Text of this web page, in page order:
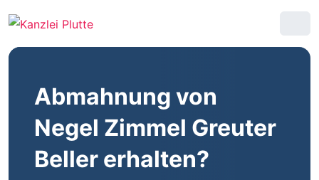
Abmahnung von
Negel Zimmel Greuter
Beller erhalten?